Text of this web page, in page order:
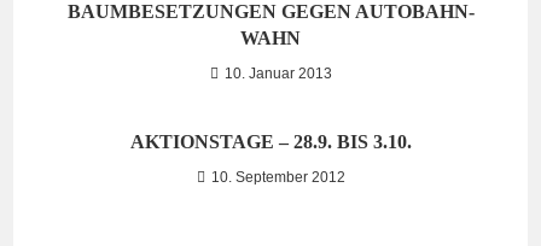
BAUMBESETZUNGEN GEGEN AUTOBAHN-
WAHN
10. Januar 2013
AKTIONSTAGE – 28.9. BIS 3.10.
10. September 2012